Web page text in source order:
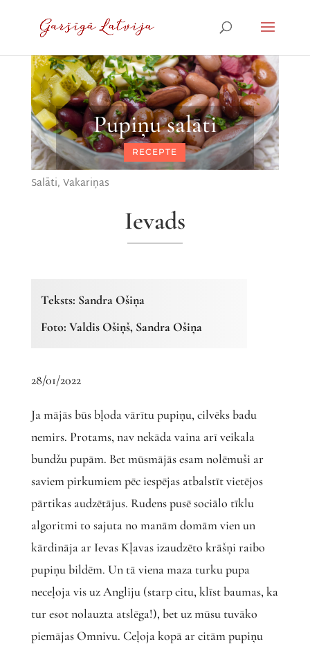
Pupiņu salāti
RECEPTE
Salāti, Vakariņas
Ievads
Teksts: Sandra Ošiņa
Foto: Valdis Ošiņš, Sandra Ošiņa
28/01/2022
Ja mājās būs bļoda vārītu pupiņu, cilvēks badu
nemirs. Protams, nav nekāda vaina arī veikala
bundžu pupām. Bet mūsmājās esam nolēmuši ar
saviem pirkumiem pēc iespējas atbalstīt vietējos
pārtikas audzētājus. Rudens pusē sociālo tīklu
algoritmi to sajuta no manām domām vien un
kārdināja ar Ievas Kļavas izaudzēto krāšņi raibo
pupiņu bildēm. Un tā viena maza turku pupa
neceļoja vis uz Angliju (starp citu, klīst baumas, ka
tur esot nolauzta atslēga!), bet uz mūsu tuvāko
piemājas Omnivu. Ceļoja kopā ar citām pupiņu